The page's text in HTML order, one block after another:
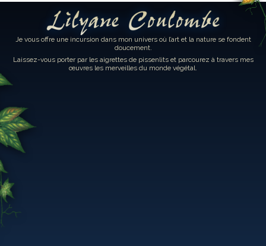
Lilyane Coulombe
Je vous offre une incursion dans mon univers où l’art et la nature se fondent
doucement.
Laissez-vous porter par les aigrettes de pissenlits et parcourez à travers mes
œuvres les merveilles du monde végétal.